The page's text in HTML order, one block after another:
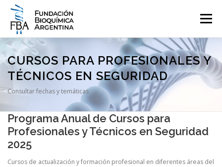
Saltar
contenido
Menú
QUIENES SOMOS PROGRAMAS EVENTOS COMUNICACIÓN
CONTACTO INGRESAR
CURSOS PARA PROFESIONALES Y
TÉCNICOS EN SEGURIDAD
Consultar fechas y temáticas
Programa Anual de Cursos para
Profesionales y Técnicos en Seguridad
2025
Cursos de actualización y formación profesional en diferentes áreas del